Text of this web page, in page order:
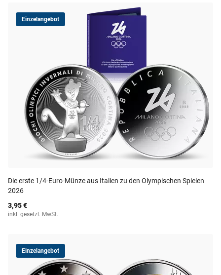
Einzelangebot
Die erste 1/4-Euro-Münze aus Italien zu den Olympischen Spielen
2026
3,95 €
inkl. gesetzl. MwSt.
Einzelangebot